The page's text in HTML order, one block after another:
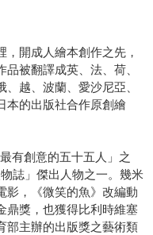
開成人繪本創作之先，
被翻譯成英、法、荷、
越、波蘭、愛沙尼亞、
本的出版社合作原創繪
有創意的五十五人」之
誌」傑出人物之一。幾米
影，《微笑的魚》改編動
鼎獎，也獲得比利時維塞
部主辦的出版獎之藝術類